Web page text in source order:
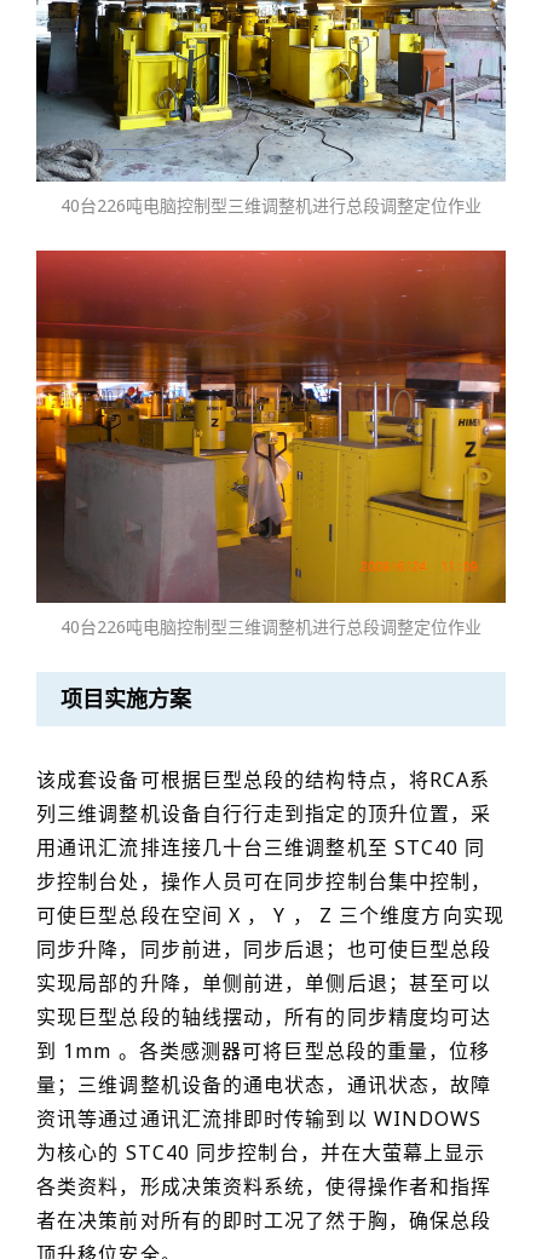
40台226吨电脑控制型三维调整机进行总段调整定位作业
40台226吨电脑控制型三维调整机进行总段调整定位作业
项目实施方案
该成套设备可根据巨型总段的结构特点，将RCA系
列三维调整机设备自行行走到指定的顶升位置，采
用通讯汇流排连接几十台三维调整机至 STC40 同
步控制台处，操作人员可在同步控制台集中控制，
可使巨型总段在空间 X ， Y ， Z 三个维度方向实现
同步升降，同步前进，同步后退；也可使巨型总段
实现局部的升降，单侧前进，单侧后退；甚至可以
实现巨型总段的轴线摆动，所有的同步精度均可达
到 1mm 。各类感测器可将巨型总段的重量，位移
量；三维调整机设备的通电状态，通讯状态，故障
资讯等通过通讯汇流排即时传输到以 WINDOWS
为核心的 STC40 同步控制台，并在大萤幕上显示
各类资料，形成决策资料系统，使得操作者和指挥
者在决策前对所有的即时工况了然于胸，确保总段